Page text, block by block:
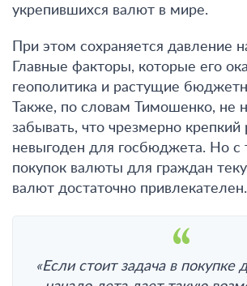
укрепившихся валют в мире.
При этом сохраняется давление
Главные факторы, которые его
геополитика и растущие
Также, по словам Тимошенко, не
забывать, что чрезмерно крепкий
невыгоден для госбюджета. Но с
покупок валюты для граждан
валют достаточно привлекателен.
«Если стоит задача в покупке